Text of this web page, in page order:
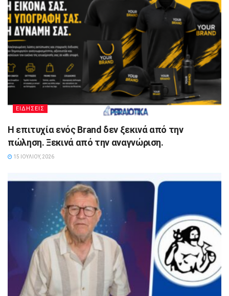
ΕΙΔΗΣΕΙΣ
Η επιτυχία ενός Brand δεν ξεκινά από την
πώληση. Ξεκινά από την αναγνώριση.
15 ΙΟΥΛΊΟΥ, 2026